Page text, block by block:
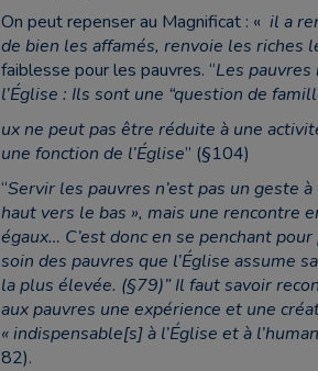
On peut repenser au Magnificat : « il a
de bien les affamés, renvoie les riches
faiblesse pour les pauvres. “Les
l’Église : Ils sont une “question de
ux ne peut pas être réduite à une
une fonction de l’Église” (§104)
“Servir les pauvres n’est pas un geste à
haut vers le bas », mais une rencontre
égaux… C’est donc en se penchant
soin des pauvres que l’Église assume
la plus élevée. (§79)” Il faut savoir
aux pauvres une expérience et une
« indispensable[s] à l’Église et à
82).